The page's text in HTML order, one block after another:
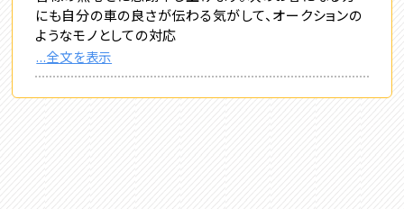
にも自分の車の良さが伝わる気がして、オークションの
ようなモノとしての対応
...全文を表示